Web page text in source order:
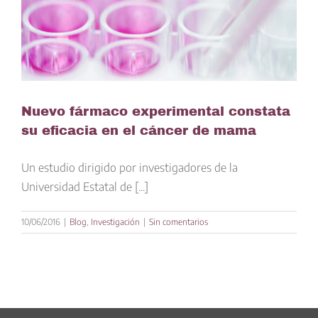
Nuevo fármaco experimental constata
su eficacia en el cáncer de mama
Un estudio dirigido por investigadores de la
Universidad Estatal de [...]
10/06/2016 | Blog Investigación | Sin comentarios